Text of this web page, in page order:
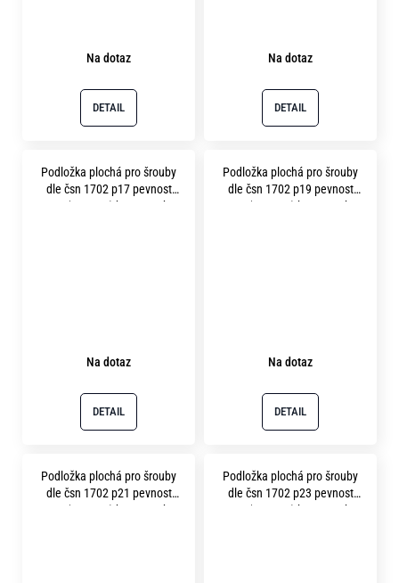
Na dotaz
DETAIL
Na dotaz
DETAIL
Podložka plochá pro šrouby
dle čsn 1702 p17 pevnost
12.9 ( 400HV ) bez povrchu
Na dotaz
DETAIL
Podložka plochá pro šrouby
dle čsn 1702 p19 pevnost
12.9 ( 400HV ) bez povrchu
Na dotaz
DETAIL
Podložka plochá pro šrouby
dle čsn 1702 p21 pevnost
12.9 ( 400HV ) bez povrchu
Podložka plochá pro šrouby
dle čsn 1702 p23 pevnost
12.9 ( 400HV ) bez povrchu